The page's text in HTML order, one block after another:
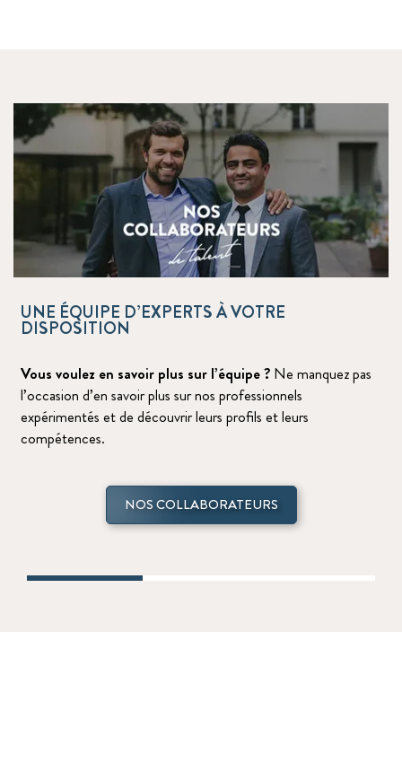
UNE ÉQUIPE D’EXPERTS À VOTRE
DISPOSITION
Vous voulez en savoir plus sur l’équipe ?Ne manquez pas
l’occasion d’en savoir plus sur nos professionnels
expérimentés et de découvrir leurs profils et leurs
compétences.
NOS COLLABORATEURS